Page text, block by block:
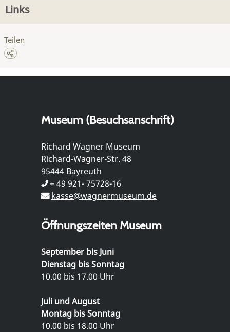
Links
Teilen
Museum (Besuchsanschrift)
Richard Wagner Museum
Richard-Wagner-Str. 48
95444 Bayreuth
+ 49 921- 75728-16
kasse@wagnermuseum.de
Öffnungszeiten Museum
September bis Juni
Dienstag bis Sonntag
10.00 bis 17.00 Uhr
Juli und August
Montag bis Sonntag
10.00 bis 18.00 Uhr